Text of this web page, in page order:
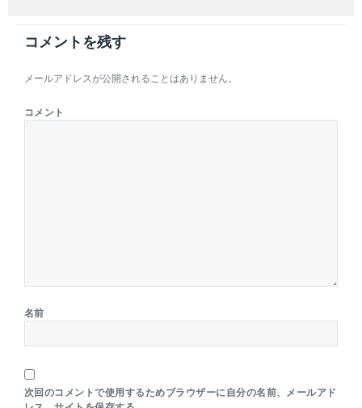
コメントを残す
メールアドレスが公開されることはありません。
コメント
名前
次回のコメントで使用するためブラウザーに自分の名前、メールアド